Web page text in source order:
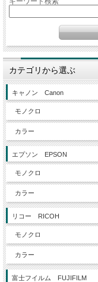
カテゴリから選ぶ
キャノン Canon
モノクロ
カラー
エプソン EPSON
モノクロ
カラー
リコー RICOH
モノクロ
カラー
富士フイルム FUJIFILM